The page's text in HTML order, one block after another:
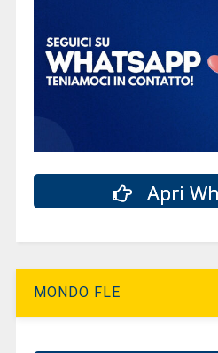
Apri
MONDO FLE